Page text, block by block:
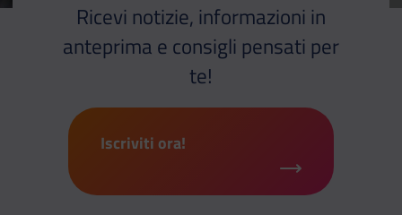
Ricevi notizie, informazioni in
anteprima e consigli pensati per
te!
Iscriviti ora!